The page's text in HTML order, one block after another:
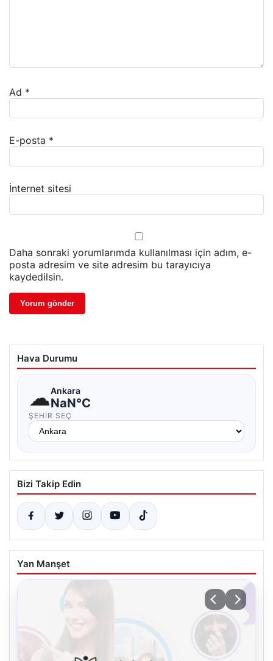
Ad *
E-posta *
İnternet sitesi
Daha sonraki yorumlarımda kullanılması için adım, e-
posta adresim ve site adresim bu tarayıcıya
kaydedilsin.
Hava Durumu
☁Ankara
NaN°C
ŞEHIR SEÇ
Bizi Takip Edin
Yan Manşet